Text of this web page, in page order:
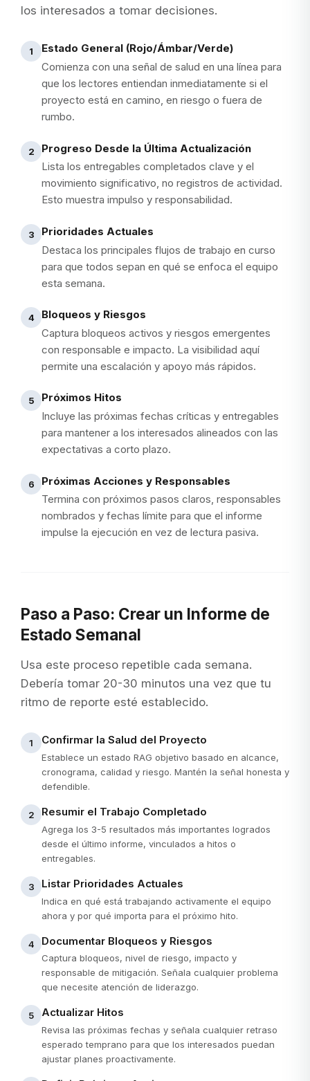
los interesados a tomar decisiones.
1
Estado General (Rojo/Ámbar/Verde)
Comienza con una señal de salud en una línea para
que los lectores entiendan inmediatamente si el
proyecto está en camino, en riesgo o fuera de
rumbo.
2
Progreso Desde la Última Actualización
Lista los entregables completados clave y el
movimiento significativo, no registros de actividad.
Esto muestra impulso y responsabilidad.
3
Prioridades Actuales
Destaca los principales flujos de trabajo en curso
para que todos sepan en qué se enfoca el equipo
esta semana.
4
Bloqueos y Riesgos
Captura bloqueos activos y riesgos emergentes
con responsable e impacto. La visibilidad aquí
permite una escalación y apoyo más rápidos.
5
Próximos Hitos
Incluye las próximas fechas críticas y entregables
para mantener a los interesados alineados con las
expectativas a corto plazo.
6
Próximas Acciones y Responsables
Termina con próximos pasos claros, responsables
nombrados y fechas límite para que el informe
impulse la ejecución en vez de lectura pasiva.
Paso a Paso: Crear un Informe de
Estado Semanal
Usa este proceso repetible cada semana.
Debería tomar 20-30 minutos una vez que tu
ritmo de reporte esté establecido.
1 Confirmar la Salud del Proyecto
Establece un estado RAG objetivo basado en alcance,
cronograma, calidad y riesgo. Mantén la señal honesta y
defendible.
2 Resumir el Trabajo Completado
Agrega los 3-5 resultados más importantes logrados
desde el último informe, vinculados a hitos o
entregables.
3 Listar Prioridades Actuales
Indica en qué está trabajando activamente el equipo
ahora y por qué importa para el próximo hito.
4 Documentar Bloqueos y Riesgos
Captura bloqueos, nivel de riesgo, impacto y
responsable de mitigación. Señala cualquier problema
que necesite atención de liderazgo.
5 Actualizar Hitos
Revisa las próximas fechas y señala cualquier retraso
esperado temprano para que los interesados puedan
ajustar planes proactivamente.